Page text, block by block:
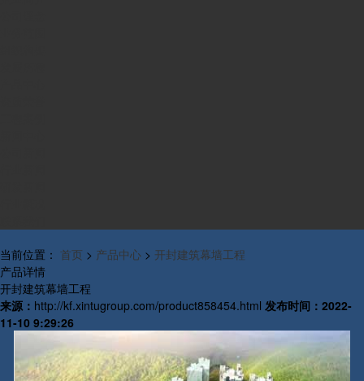
当前位置： 首页 > 产品中心 > 开封建筑幕墙工程
产品详情
开封建筑幕墙工程
来源： http://kf.xintugroup.com/product858454.html 发布时间： 2022-
11-10 9:29:26